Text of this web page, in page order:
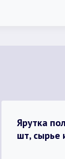
Ярутка
шт, сырье